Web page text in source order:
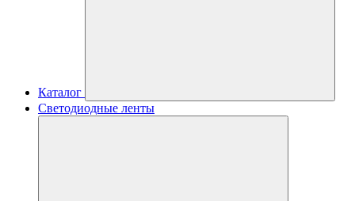
Каталог
Светодиодные ленты